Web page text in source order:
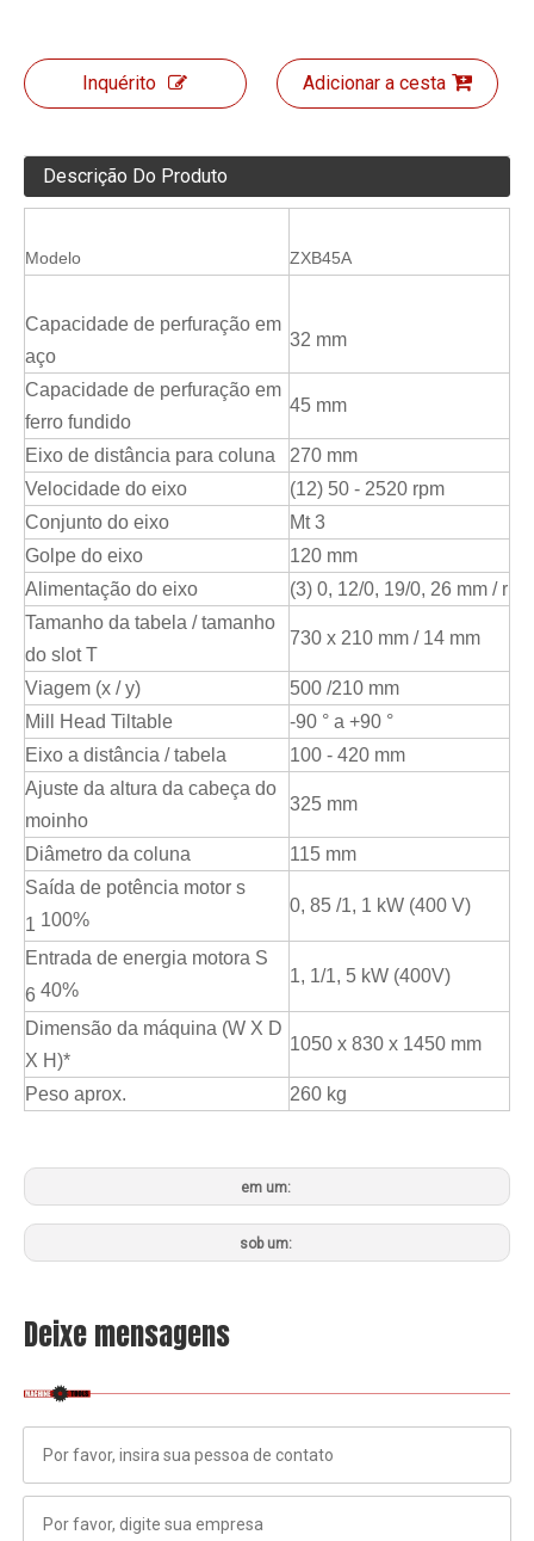
Inquérito Adicionar a cesta
Descrição Do Produto
Modelo ZXB45A
Capacidade de perfuração em
aço
32 mm
Capacidade de perfuração em
ferro fundido
45 mm
Eixo de distância para coluna
270 mm
Velocidade do eixo
(12) 50 - 2520 rpm
Conjunto do eixo
Mt 3
Golpe do eixo
120 mm
Alimentação do eixo
(3) 0, 12/0, 19/0, 26 mm / r
Tamanho da tabela / tamanho
do slot T
730 x 210 mm / 14 mm
Viagem (x / y)
500 /210 mm
Mill Head Tiltable
-90 ° a +90 °
Eixo a distância / tabela
100 - 420 mm
Ajuste da altura da cabeça do
moinho
325 mm
Diâmetro da coluna
115 mm
Saída de potência motor s
1 100%
0, 85 /1, 1 kW (400 V)
Entrada de energia motora S
6 40%
1, 1/1, 5 kW (400V)
Dimensão da máquina (W X D
X H)*
1050 x 830 x 1450 mm
Peso aprox. 260 kg
em um:
sob um:
Deixe mensagens